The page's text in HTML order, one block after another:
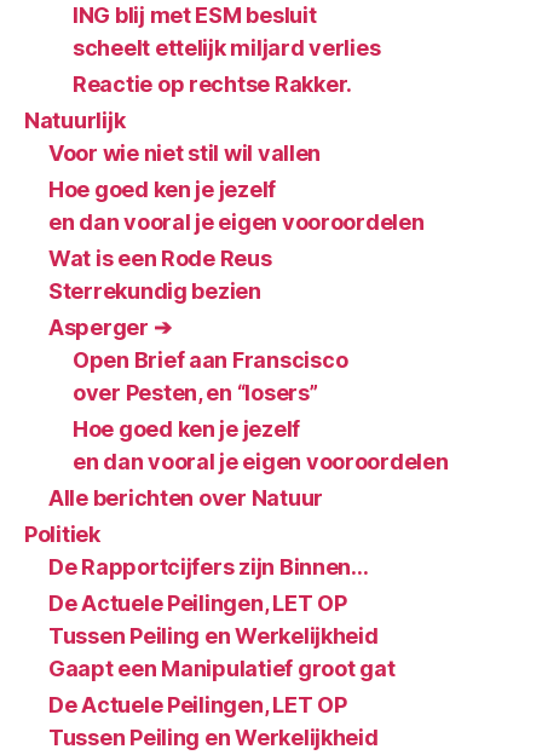
ING blij met ESM besluit
scheelt ettelijk miljard verlies
Reactie op rechtse Rakker.
Natuurlijk
Voor wie niet stil wil vallen
Hoe goed ken je jezelf
en dan vooral je eigen vooroordelen
Wat is een Rode Reus
Sterrekundig bezien
Asperger ➔
Open Brief aan Franscisco
over Pesten, en “losers”
Hoe goed ken je jezelf
en dan vooral je eigen vooroordelen
Alle berichten over Natuur
Politiek
De Rapportcijfers zijn Binnen…
De Actuele Peilingen, LET OP
Tussen Peiling en Werkelijkheid
Gaapt een Manipulatief groot gat
De Actuele Peilingen, LET OP
Tussen Peiling en Werkelijkheid